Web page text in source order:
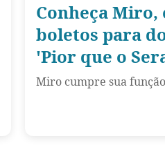
Conheça Miro,
boletos para
'Pior que o
Miro cumpre sua